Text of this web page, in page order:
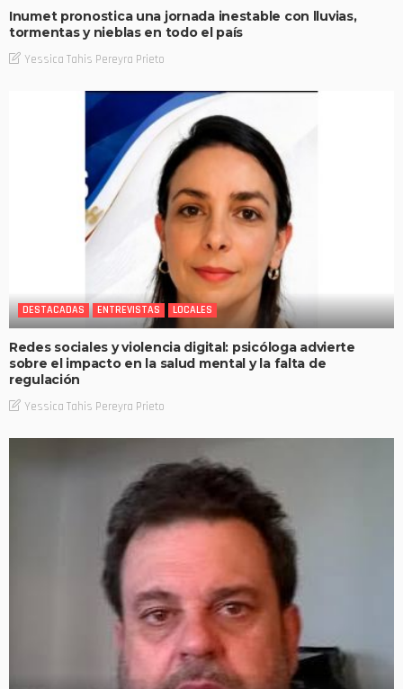
Inumet pronostica una jornada inestable con lluvias,
tormentas y nieblas en todo el país
Yessica Tahis Pereyra Prieto
DESTACADAS ENTREVISTAS LOCALES
Redes sociales y violencia digital: psicóloga advierte
sobre el impacto en la salud mental y la falta de
regulación
Yessica Tahis Pereyra Prieto